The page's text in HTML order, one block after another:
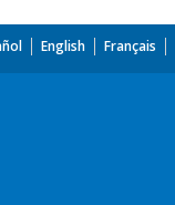
English Français